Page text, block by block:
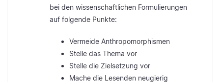
bei den wissenschaftlichen Formulierungen
auf folgende Punkte:
Vermeide Anthropomorphismen
Stelle das Thema vor
Stelle die Zielsetzung vor
Mache die Lesenden neugierig